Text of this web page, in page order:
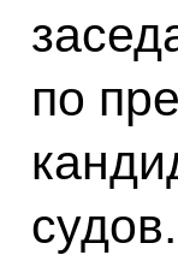
по
судов.